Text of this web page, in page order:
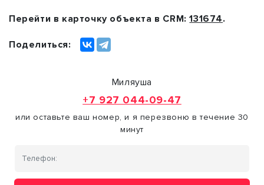
Перейти в карточку объекта в CRM:131674.
Поделиться:
Миляуша
+7 927 044-09-47
или оставьте ваш номер, и я перезвоню в течение 30
минут